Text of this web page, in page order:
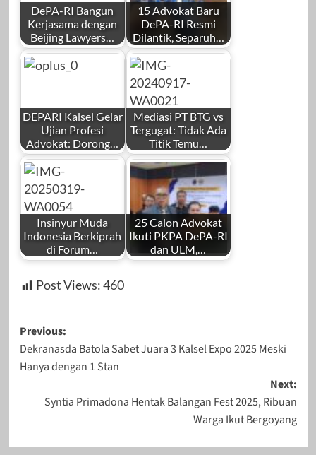
DePA-RI Bangun
Kerjasama dengan
Beijing Lawyers…
15 Advokat Baru
DePA-RI Resmi
Dilantik, Separuh…
DEPARI Kalsel Gelar
Ujian Profesi
Advokat: Dorong…
Mediasi PT BTG vs
Tergugat: Tidak Ada
Titik Temu…
Insinyur Muda
Indonesia Berkiprah
di Forum…
25 Calon Advokat
Ikuti PKPA DePA-RI
dan ULM,…
Post Views:460
Post
navigation
Previous:
Dekranasda Batola Sabet Juara 3 Kalsel Expo 2025 Meski
Hanya dengan 1 Stan
Next:
Syntia Primadona Hentak Balangan Fest 2025, Ribuan
Warga Ikut Bergoyang